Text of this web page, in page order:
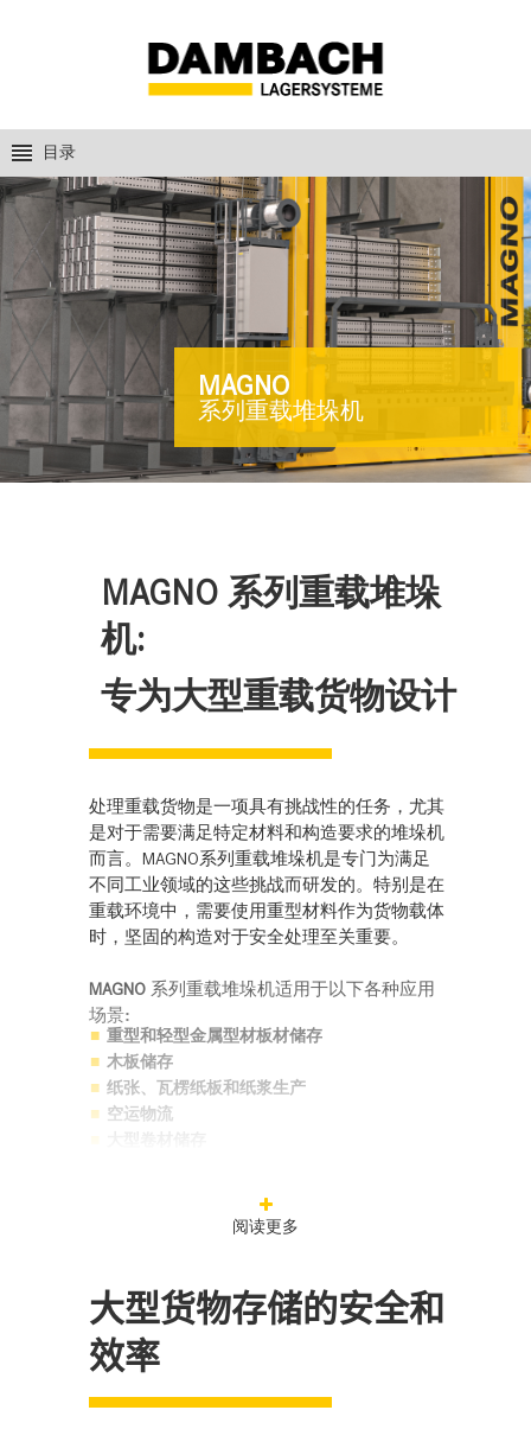
MAGNO
系列重载堆垛机
目录
MAGNO 系列重载堆垛
机:
专为大型重载货物设计
处理重载货物是一项具有挑战性的任务，尤其
是对于需要满足特定材料和构造要求的堆垛机
而言。MAGNO系列重载堆垛机是专门为满足
不同工业领域的这些挑战而研发的。特别是在
重载环境中，需要使用重型材料作为货物载体
时，坚固的构造对于安全处理至关重要。
MAGNO 系列重载堆垛机适用于以下各种应用
场景:
重型和轻型金属型材板材储存
木板储存
纸张、瓦楞纸板和纸浆生产
空运物流
重载堆垛机适用的货物载体:
木板
纸板和纸卷
货运集装箱
阅读更多
大型货物存储的安全和
效率